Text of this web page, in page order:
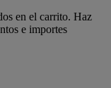
en el carrito. Haz
e importes